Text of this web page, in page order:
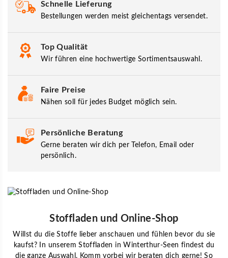
Schnelle Lieferung
Bestellungen werden meist gleichentags versendet.
Top Qualität
Wir führen eine hochwertige Sortimentsauswahl.
Faire Preise
Nähen soll für jedes Budget möglich sein.
Persönliche Beratung
Gerne beraten wir dich per Telefon, Email oder
persönlich.
Stoffladen und Online-Shop
Willst du die Stoffe lieber anschauen und fühlen bevor du sie
kaufst? In unserem Stoffladen in Winterthur-Seen findest du
die ganze Auswahl. Komm vorbei wir beraten dich gerne! So